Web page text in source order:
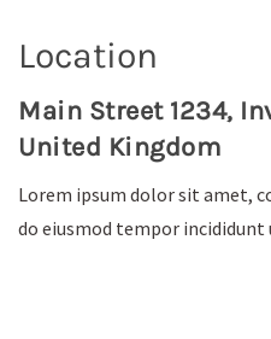
Location
Main Street 1234,
United Kingdom
Lorem ipsum dolor sit amet,
do eiusmod tempor